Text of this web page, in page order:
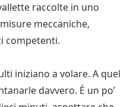
raccolte in uno
meccaniche,
competenti.
iniziano a volare. A quel
davvero. È un po’